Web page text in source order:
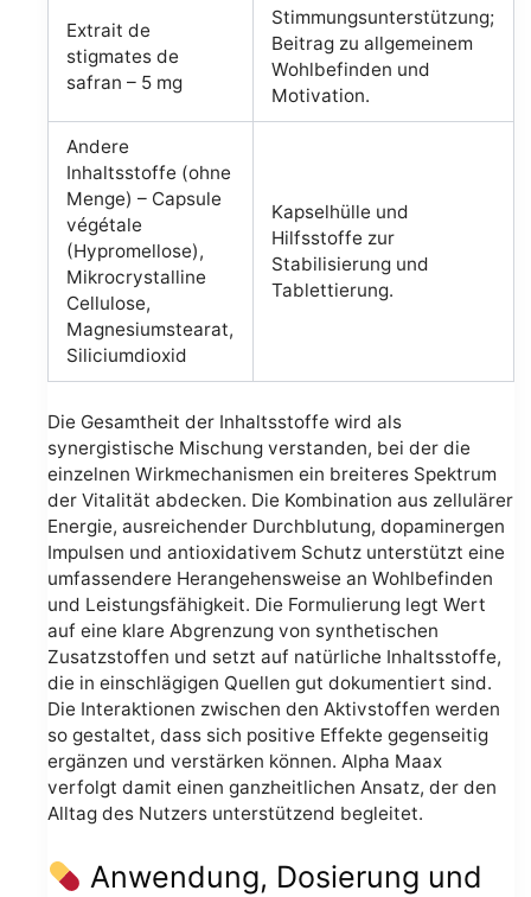
Extrait de
stigmates de
safran – 5 mg
Stimmungsunterstützung;
Beitrag zu allgemeinem
Wohlbefinden und
Motivation.
Andere
Inhaltsstoffe (ohne
Menge) – Capsule
végétale
(Hypromellose),
Mikrocrystalline
Cellulose,
Magnesiumstearat,
Siliciumdioxid
Kapselhülle und
Hilfsstoffe zur
Stabilisierung und
Tablettierung.
Die Gesamtheit der Inhaltsstoffe wird als
synergistische Mischung verstanden, bei der die
einzelnen Wirkmechanismen ein breiteres Spektrum
der Vitalität abdecken. Die Kombination aus zellulärer
Energie, ausreichender Durchblutung, dopaminergen
Impulsen und antioxidativem Schutz unterstützt eine
umfassendere Herangehensweise an Wohlbefinden
und Leistungsfähigkeit. Die Formulierung legt Wert
auf eine klare Abgrenzung von synthetischen
Zusatzstoffen und setzt auf natürliche Inhaltsstoffe,
die in einschlägigen Quellen gut dokumentiert sind.
Die Interaktionen zwischen den Aktivstoffen werden
so gestaltet, dass sich positive Effekte gegenseitig
ergänzen und verstärken können. Alpha Maax
verfolgt damit einen ganzheitlichen Ansatz, der den
Alltag des Nutzers unterstützend begleitet.
Anwendung, Dosierung und